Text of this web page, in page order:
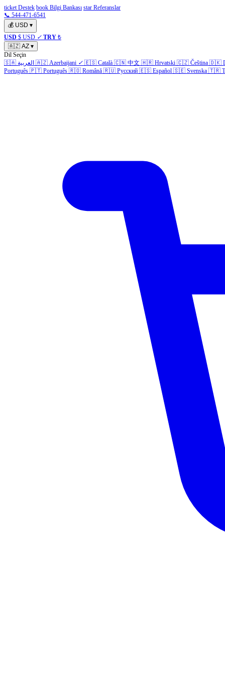
ticket Destek book Bilgi Bankası star Referanslar
📞 544-471-6541
💰 USD ▾
USD $ USD ✓ TRY ₺
🇦🇿 AZ ▾
Dil Seçin
🇸🇦 العربية 🇦🇿 Azerbaijani ✓ 🇪🇸 Català 🇨🇳 中文 🇭🇷 Hrvatski 🇨🇿 Čeština 🇩🇰
Português 🇵🇹 Português 🇷🇴 Română 🇷🇺 Русский 🇪🇸 Español 🇸🇪 Svenska 🇹🇷